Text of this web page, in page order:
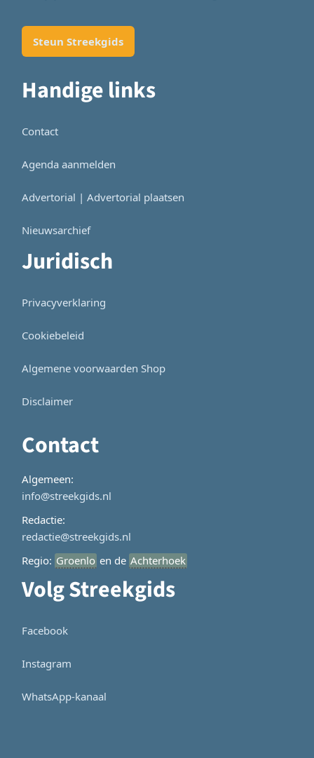
Steun Streekgids
Handige links
Contact
Agenda aanmelden
Advertorial | Advertorial plaatsen
Nieuwsarchief
Juridisch
Privacyverklaring
Cookiebeleid
Algemene voorwaarden Shop
Disclaimer
Contact
Algemeen:
info@streekgids.nl
Redactie:
redactie@streekgids.nl
Regio: Groenlo en de Achterhoek
Volg Streekgids
Facebook
Instagram
WhatsApp-kanaal